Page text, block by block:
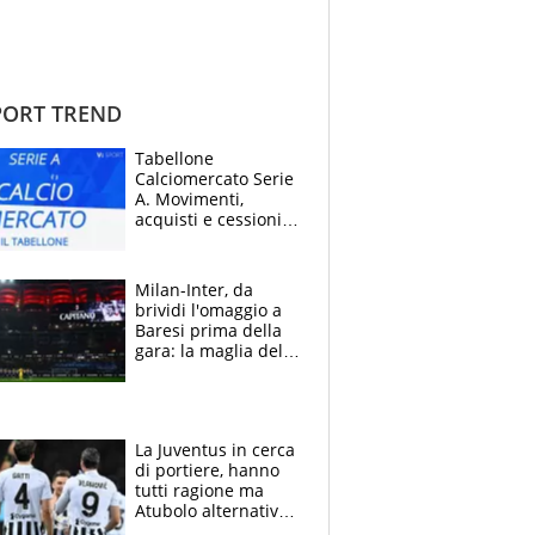
TREND
Tabellone
Calciomercato Serie
A. Movimenti,
acquisti e cessioni:
Milan-Inter, da
brividi l'omaggio a
Baresi prima della
gara: la maglia del
La Juventus in cerca
di portiere, hanno
tutti ragione ma
Atubolo alternativa